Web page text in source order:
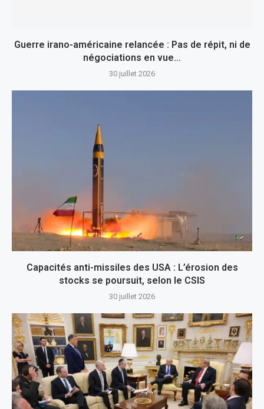
Guerre irano-américaine relancée : Pas de répit, ni de
négociations en vue…
30 juillet 2026
Capacités anti-missiles des USA : L’érosion des
stocks se poursuit, selon le CSIS
30 juillet 2026